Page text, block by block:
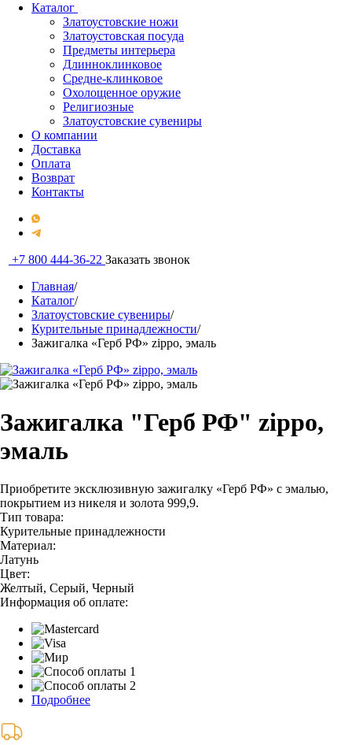
Каталог
Златоустовские ножи
Златоустовская посуда
Предметы интерьера
Длинноклинковое
Средне-клинковое
Охолощенное оружие
Религиозные
Златоустовские сувениры
О компании
Доставка
Оплата
Возврат
Контакты
+7 800 444-36-22 Заказать звонок
Главная/
Каталог/
Златоустовские сувениры/
Курительные принадлежности/
Зажигалка «Герб РФ» zippo, эмаль
Зажигалка "Герб РФ" zippo,
эмаль
Приобретите эксклюзивную зажигалку «Герб РФ» с эмалью,
покрытием из никеля и золота 999,9.
Тип товара:
Курительные принадлежности
Материал:
Латунь
Цвет:
Желтый, Серый, Черный
Информация об оплате:
Подробнее